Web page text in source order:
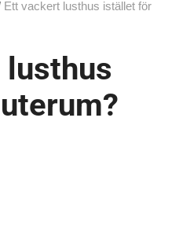
Ett vackert lusthus istället för